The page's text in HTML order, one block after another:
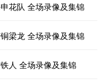
花队 全场录像及集锦
梁龙 全场录像及集锦
人 全场录像及集锦